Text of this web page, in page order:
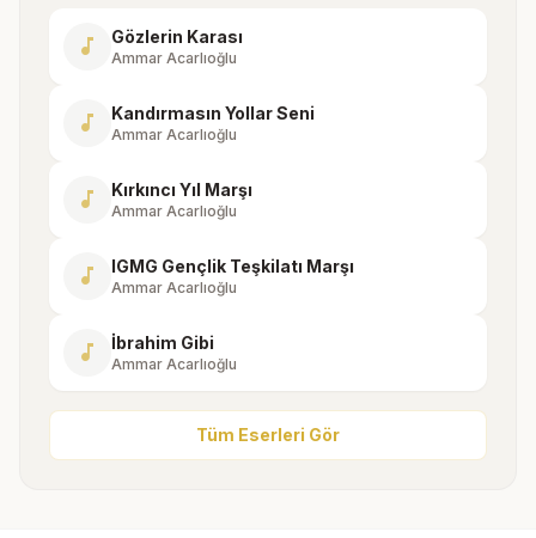
music_note Gözlerin Karası
Ammar Acarlıoğlu
music_note Kandırmasın Yollar Seni
Ammar Acarlıoğlu
music_note Kırkıncı Yıl Marşı
Ammar Acarlıoğlu
music_note IGMG Gençlik Teşkilatı Marşı
Ammar Acarlıoğlu
music_note İbrahim Gibi
Ammar Acarlıoğlu
Tüm Eserleri Gör